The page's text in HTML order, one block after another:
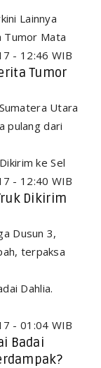
Lainnya
- 12:46 WIB
Tumor
Utara
pulang dari
- 12:40 WIB
Dikirim
Dusun 3,
terpaksa
- 01:04 WIB
Badai